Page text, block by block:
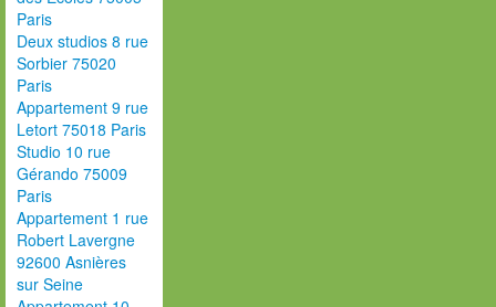
Paris
Deux studios 8 rue
Sorbier 75020
Paris
Appartement 9 rue
Letort 75018 Paris
Studio 10 rue
Gérando 75009
Paris
Appartement 1 rue
Robert Lavergne
92600 Asnières
sur Seine